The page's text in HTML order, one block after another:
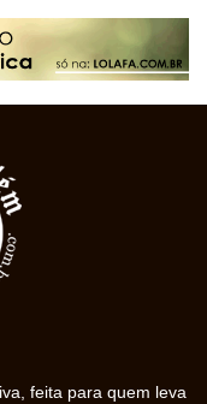
feita para quem leva